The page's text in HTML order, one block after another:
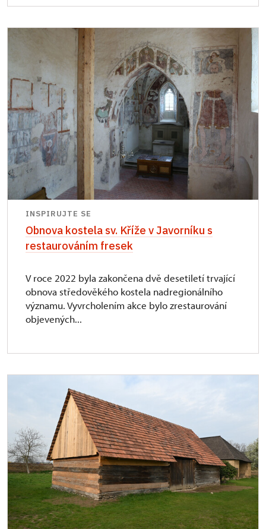
INSPIRUJTE SE
Obnova kostela sv. Kříže v Javorníku s
restaurováním fresek
V roce 2022 byla zakončena dvě desetiletí trvající
obnova středověkého kostela nadregionálního
významu. Vyvrcholením akce bylo zrestaurování
objevených...